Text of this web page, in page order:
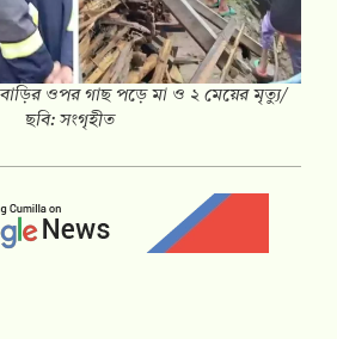
ওপর গাছ পড়ে মা ও ২ মেয়ের মৃত্যু/
ছবি: সংগৃহীত